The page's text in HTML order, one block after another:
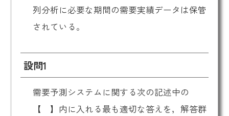
列分析に必要な期間の需要実績データは保管
されている。
設問1
需要予測システムに関する次の記述中の
【 】内に入れる最も適切な答えを，解答群